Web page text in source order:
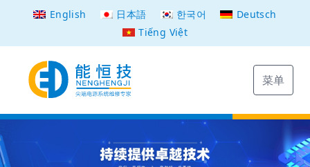
English 日本語 한국어
Deutsch
Tiếng Việt
菜单